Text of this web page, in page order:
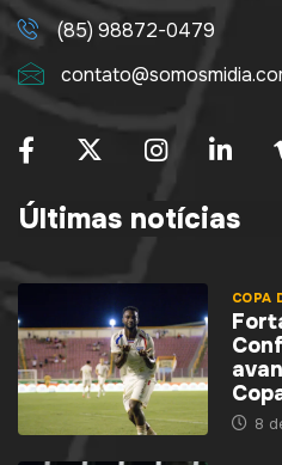
(85) 98872-0479
Últimas notícias
COPA
8